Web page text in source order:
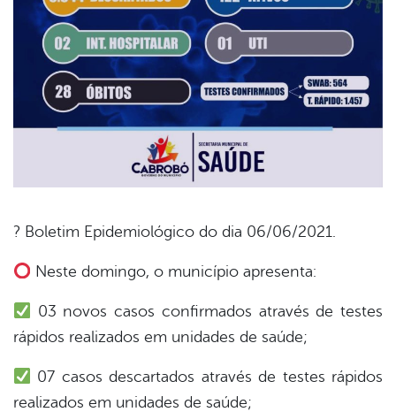
? Boletim Epidemiológico do dia 06/06/2021.
Neste domingo, o município apresenta:
03 novos casos confirmados através de testes
rápidos realizados em unidades de saúde;
07 casos descartados através de testes rápidos
realizados em unidades de saúde;